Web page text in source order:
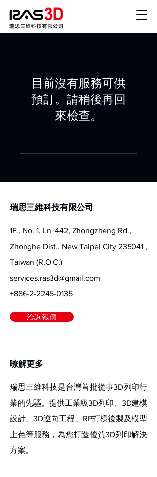
目前沒有服務可供
預訂。請稍後再回
來檢查。
瑞思三維科技有限公司
1F., No. 1, Ln. 442, Zhongzheng Rd.,
Zhonghe Dist., New Taipei City 235041 ,
Taiwan (R.O.C.)
services.ras3d@gmail.com
+886-2-2245-0135
洽詢報價
​暸解更多
瑞思三維科技是台灣首批從事3D列印行
業的先驅。提供工業級3D列印、3D建模
設計、3D逆向工程、RP打樣後製及模型
上色等服務，為您打造優質3D列印解決
方案。